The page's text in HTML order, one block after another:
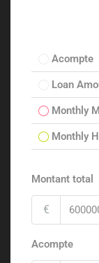
Acompte
Loan
Monthly
Monthly
Montant total
€
Acompte